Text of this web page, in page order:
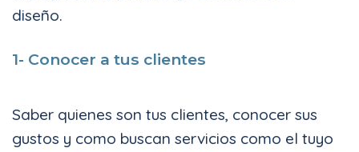
diseño.
1- Conocer a tus clientes
Saber quienes son tus clientes, conocer sus
gustos y como buscan servicios como el tuyo